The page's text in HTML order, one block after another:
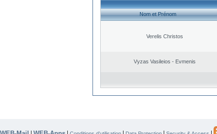
Nom et Prénom
Verelis Christos
Vyzas Vasileios - Evmenis
| | | | |